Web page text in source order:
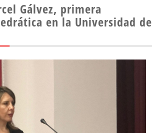
Gálvez, primera
en la Universidad de